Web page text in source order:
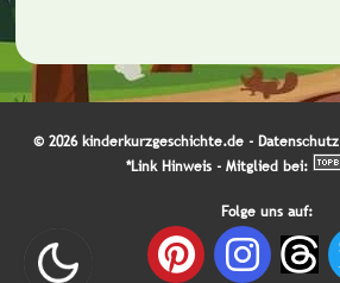
© 2026 kinderkurzgeschichte.de - Datenschutz
*Link Hinweis- Mitglied bei:
Folge uns auf: